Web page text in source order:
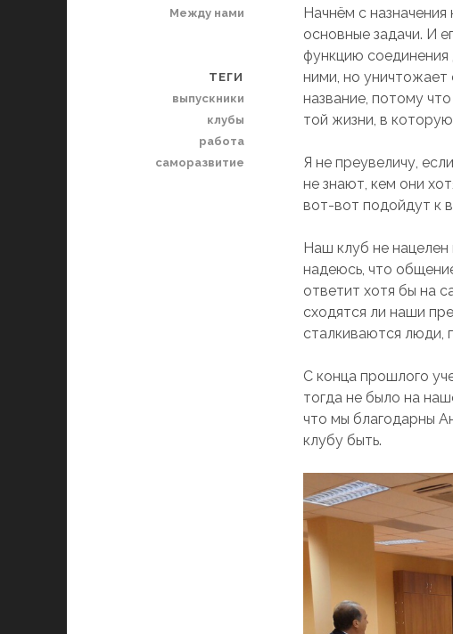
Начнём с
основные задачи. И
функцию
ними, но уничтожает
название, потому
той жизни, в
Я не преувеличу,
не знают, кем они
вот-вот подойдут к
Наш клуб не
надеюсь, что
ответит хотя бы на
сходятся ли наши
сталкиваются люди,
С конца прошлого
тогда не было на
что мы благодарны
клубу быть.
Между нами
ТЕГИ
выпускники
клубы
работа
саморазвитие